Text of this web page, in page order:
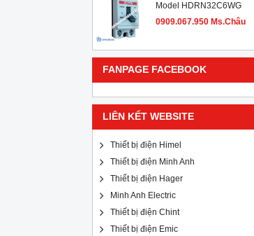
Model HDRN32C6WG
0909.067.950 Ms.Châu
FANPAGE FACEBOOK
LIÊN KẾT WEBSITE
Thiết bị điện Himel
Thiết bị điện Minh Anh
Thiết bị điện Hager
Minh Anh Electric
Thiết bị điện Chint
Thiết bị điện Emic